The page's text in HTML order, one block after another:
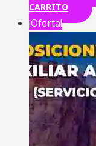
CARRITO
¡Oferta!